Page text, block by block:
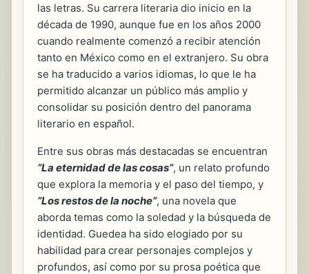
las letras. Su carrera literaria dio inicio en la
década de 1990, aunque fue en los años 2000
cuando realmente comenzó a recibir atención
tanto en México como en el extranjero. Su obra
se ha traducido a varios idiomas, lo que le ha
permitido alcanzar un público más amplio y
consolidar su posición dentro del panorama
literario en español.
Entre sus obras más destacadas se encuentran
“La eternidad de las cosas”, un relato profundo
que explora la memoria y el paso del tiempo, y
“Los restos de la noche”, una novela que
aborda temas como la soledad y la búsqueda de
identidad. Guedea ha sido elogiado por su
habilidad para crear personajes complejos y
profundos, así como por su prosa poética que